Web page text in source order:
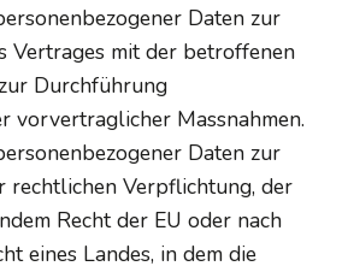
Daten zur
Vertrages mit der betroffenen
Durchführung
vorvertraglicher Massnahmen.
Daten zur
rechtlichen Verpflichtung, der
Recht der EU oder nach
eines Landes, in dem die